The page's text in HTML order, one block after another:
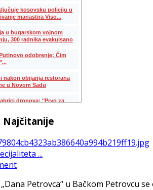
Najčitanije
...
Petrovca“ u Bačkom Petrovcu